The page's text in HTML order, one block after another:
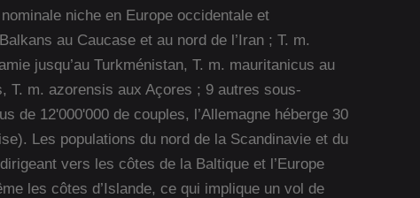
niche en Europe occidentale et
au Caucase et au nord de l’Iran ; T. m.
jusqu’au Turkménistan, T. m. mauritanicus au
T. m. azorensis aux Açores ; 9 autres sous-
de 12'000'000 de couples, l’Allemagne héberge 30
Les populations du nord de la Scandinavie et du
vers les côtes de la Baltique et l’Europe
les côtes d’Islande, ce qui implique un vol de